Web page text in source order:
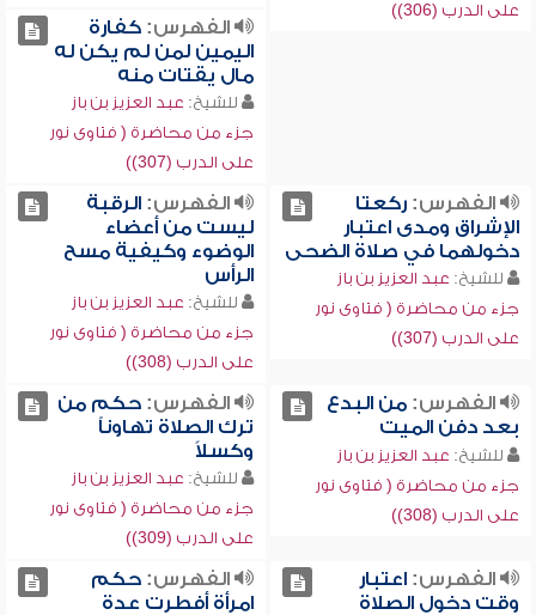
على الدرب (306))
الفهرس:كفارة
اليمين لمن لم يكن له
مال يقتات منه
للشيخ: عبد العزيز بن باز
جزء من محاضرة ( فتاوى نور
على الدرب (307))
الفهرس:ركعتا
الإشراق ومدى اعتبار
دخولهما في صلاة الضحى
للشيخ: عبد العزيز بن باز
جزء من محاضرة ( فتاوى نور
على الدرب (307))
الفهرس:الرقبة
ليست من أعضاء
الوضوء وكيفية مسح
الرأس
للشيخ: عبد العزيز بن باز
جزء من محاضرة ( فتاوى نور
على الدرب (308))
الفهرس:من البدع
بعد دفن الميت
للشيخ: عبد العزيز بن باز
جزء من محاضرة ( فتاوى نور
على الدرب (308))
الفهرس:حكم من
ترك الصلاة تهاوناً
وكسلاً
للشيخ: عبد العزيز بن باز
جزء من محاضرة ( فتاوى نور
على الدرب (309))
الفهرس:اعتبار
وقت دخول الصلاة
الفهرس:حكم
امرأة أفطرت عدة